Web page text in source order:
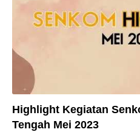
Highlight Kegiatan
Tengah Mei 2023